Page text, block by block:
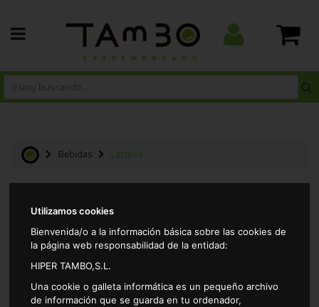
Utilizamos cookies
Bienvenida/o a la información básica sobre las cookies de
la página web responsabilidad de la entidad:
HIPER TAMBO,S.L.
Una cookie o galleta informática es un pequeño archivo
de información que se guarda en tu ordenador,
Bebidas Lacteos